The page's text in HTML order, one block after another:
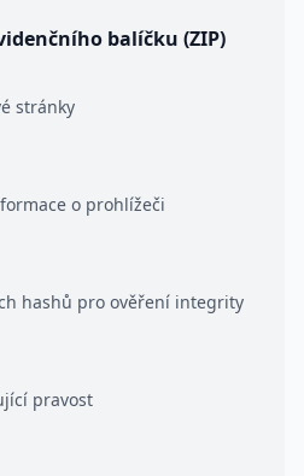
balíčku (ZIP)
stránky
o prohlížeči
hashů pro ověření integrity
pravost